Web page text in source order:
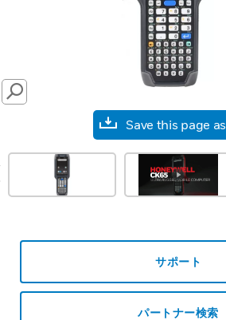
SEARCH
Save this page
サポート
パートナー検索